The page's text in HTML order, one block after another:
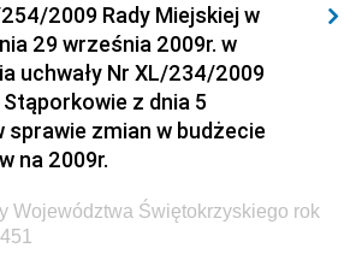
Ministerstwa Kultury, Dziedzictwa
Ministra Finansów, Funduszy i
Ministra Rozwoju, Pracy i
Ministra Kultury, Dziedzictwa
2009 Rady Miejskiej w
29 września 2009r. w
uchwały Nr XL/234/2009
z dnia 5
sprawie zmian w budżecie
na 2009r.
Województwa Świętokrzyskiego rok